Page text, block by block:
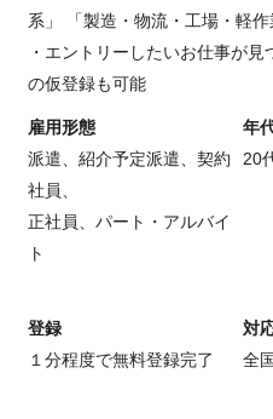
系」 「製造・物流・工場・軽
・エントリーしたいお仕事が
の仮登録も可能
雇用形態
派遣、紹介予定派遣、契約
社員、
正社員、パート・アルバイ
ト
年
20
登録
１分程度で無料登録完了
対
全国